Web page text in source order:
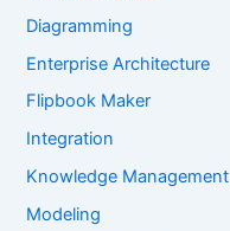
Diagramming
Enterprise Architecture
Flipbook Maker
Integration
Knowledge Management
Modeling